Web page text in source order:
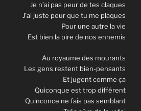
Je n’ai pas peur de tes claques
J’ai juste peur que tu me plaques
Pour une autre la vie
Est bien la pire de nos ennemis
Au royaume des mourants
Les gens restent bien-pensants
Et jugent comme ça
Quiconque est trop différent
Quinconce ne fais pas semblant